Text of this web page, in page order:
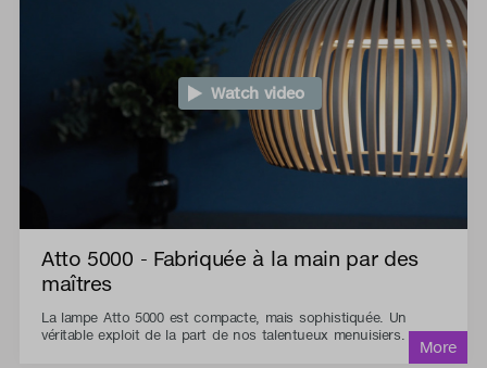
Watch video
Atto 5000 - Fabriquée à la main par des
maîtres
La lampe Atto 5000 est compacte, mais sophistiquée. Un
véritable exploit de la part de nos talentueux menuisiers.